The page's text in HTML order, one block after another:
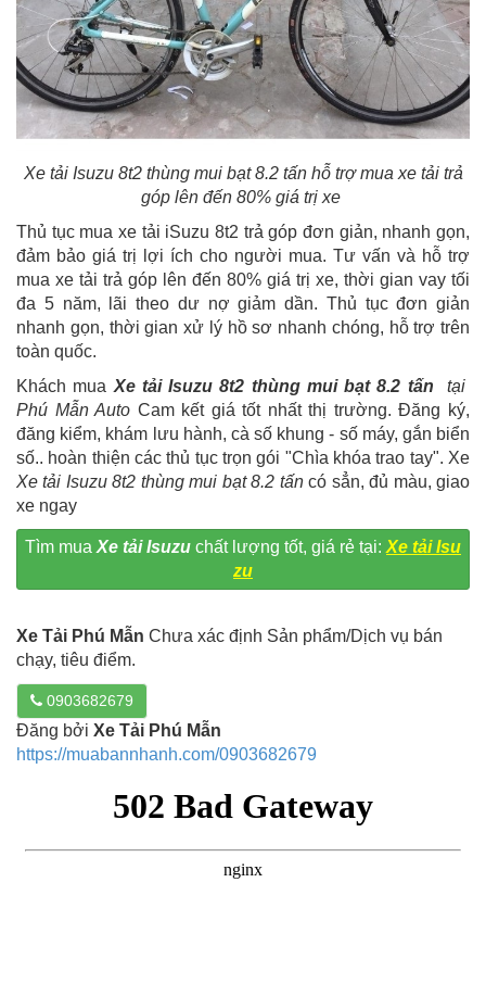
Xe tải Isuzu 8t2 thùng mui bạt 8.2 tấn hỗ trợ mua xe tải trả
góp lên đến 80% giá trị xe
Thủ tục mua xe tải iSuzu 8t2 trả góp đơn giản, nhanh gọn,
đảm bảo giá trị lợi ích cho người mua. Tư vấn và hỗ trợ
mua xe tải trả góp lên đến 80% giá trị xe, thời gian vay tối
đa 5 năm, lãi theo dư nợ giảm dần. Thủ tục đơn giản
nhanh gọn, thời gian xử lý hồ sơ nhanh chóng, hỗ trợ trên
toàn quốc.
Khách mua Xe tải Isuzu 8t2 thùng mui bạt 8.2 tấn tại
Phú Mẫn Auto Cam kết giá tốt nhất thị trường. Đăng ký,
đăng kiểm, khám lưu hành, cà số khung - số máy, gắn biển
số.. hoàn thiện các thủ tục trọn gói "Chìa khóa trao tay". Xe
Xe tải Isuzu 8t2 thùng mui bạt 8.2 tấncó sẳn, đủ màu, giao
xe ngay
Tìm mua Xe tải Isuzu chất lượng tốt, giá rẻ tại: Xe tải Isu
zu
Xe Tải Phú Mẫn Chưa xác định Sản phẩm/Dịch vụ bán
chạy, tiêu điểm.
0903682679
Đăng bởi Xe Tải Phú Mẫn
https://muabannhanh.com/0903682679